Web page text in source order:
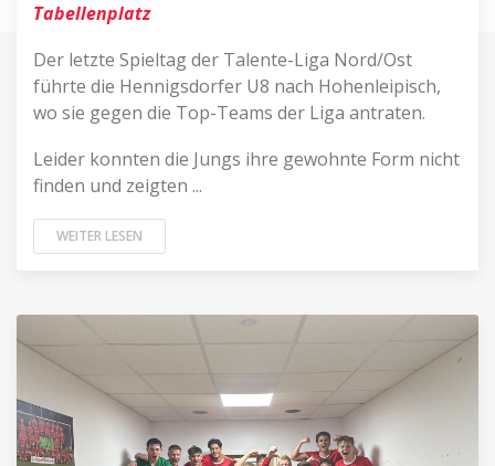
Tabellenplatz
Der letzte Spieltag der Talente-Liga Nord/Ost
führte die Hennigsdorfer U8 nach Hohenleipisch,
wo sie gegen die Top-Teams der Liga antraten.
Leider konnten die Jungs ihre gewohnte Form nicht
finden und zeigten ...
WEITER LESEN